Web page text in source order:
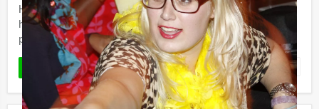
Holland Tour Guides heeft een spetterende Popquiz in
hartje Groningen. Hier wordt uw muzikale kennis op de
proef gesteld. Voor welke categorie kiest u?
LEES MEER Favoriet